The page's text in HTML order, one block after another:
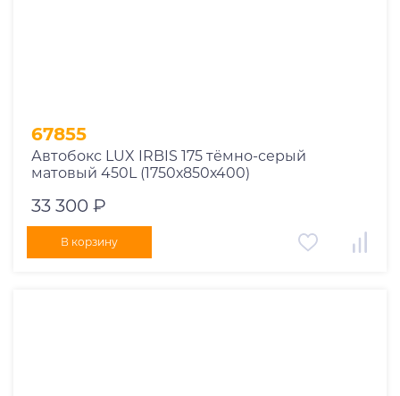
67855
Автобокс LUX IRBIS 175 тёмно-серый
матовый 450L (1750х850х400)
33 300 ₽
В корзину